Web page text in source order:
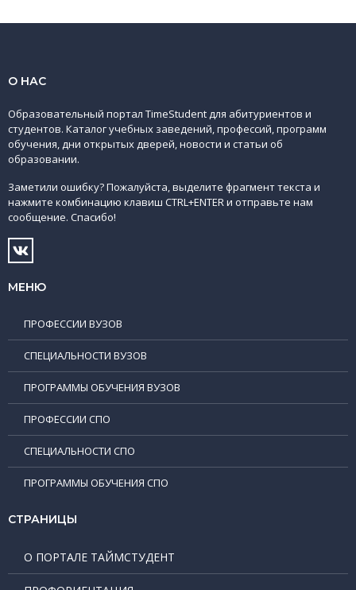
О НАС
Образовательный портал TimeStudent для абитуриентов и
студентов. Каталог учебных заведений, профессий, программ
обучения, дни открытых дверей, новости и статьи об
образовании.
Заметили ошибку? Пожалуйста, выделите фрагмент текста и
нажмите комбинацию клавиш CTRL+ENTER и отправьте нам
сообщение. Спасибо!
МЕНЮ
ПРОФЕССИИ ВУЗОВ
СПЕЦИАЛЬНОСТИ ВУЗОВ
ПРОГРАММЫ ОБУЧЕНИЯ ВУЗОВ
ПРОФЕССИИ СПО
СПЕЦИАЛЬНОСТИ СПО
ПРОГРАММЫ ОБУЧЕНИЯ СПО
СТРАНИЦЫ
О ПОРТАЛЕ ТАЙМСТУДЕНТ